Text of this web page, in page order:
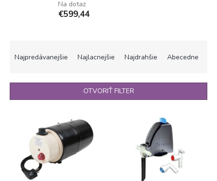
Na dotaz
€599,44
i
Najpredávanejšie Najlacnejšie Najdrahšie Abecedne
OTVORIŤ FILTER